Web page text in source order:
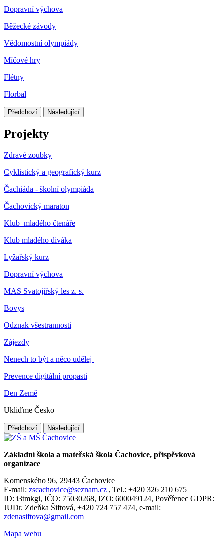
Dopravní výchova
Běžecké závody
Vědomostní olympiády
Míčové hry
Flétny
Florbal
Předchozí Následující
Projekty
Zdravé zoubky
Cyklistický a geografický kurz
Čachiáda - školní olympiáda
Čachovický maraton
Klub mladého čtenáře
Klub mladého diváka
Lyžařský kurz
Dopravní výchova
MAS Svatojiřský les z. s.
Bovys
Odznak všestrannosti
Zájezdy
Nenech to být a něco udělej
Prevence digitální propasti
Den Země
Ukliďme Česko
Předchozí Následující
Základní škola a mateřská škola Čachovice, příspěvková
organizace
Komenského 96, 29443 Čachovice
E-mail: zscachovice@seznam.cz , Tel.: +420 326 210 675
ID: i3tmkgi, IČO: 75030268, IZO: 600049124, Pověřenec GDPR:
JUDr. Zdeňka Šiftová, +420 724 757 474, e-mail:
zdenasiftova@gmail.com
Mapa webu